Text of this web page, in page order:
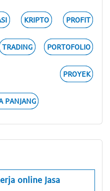
KRIPTO PROFIT
TRADING PORTOFOLIO
PROYEK
PANJANG
online Jasa